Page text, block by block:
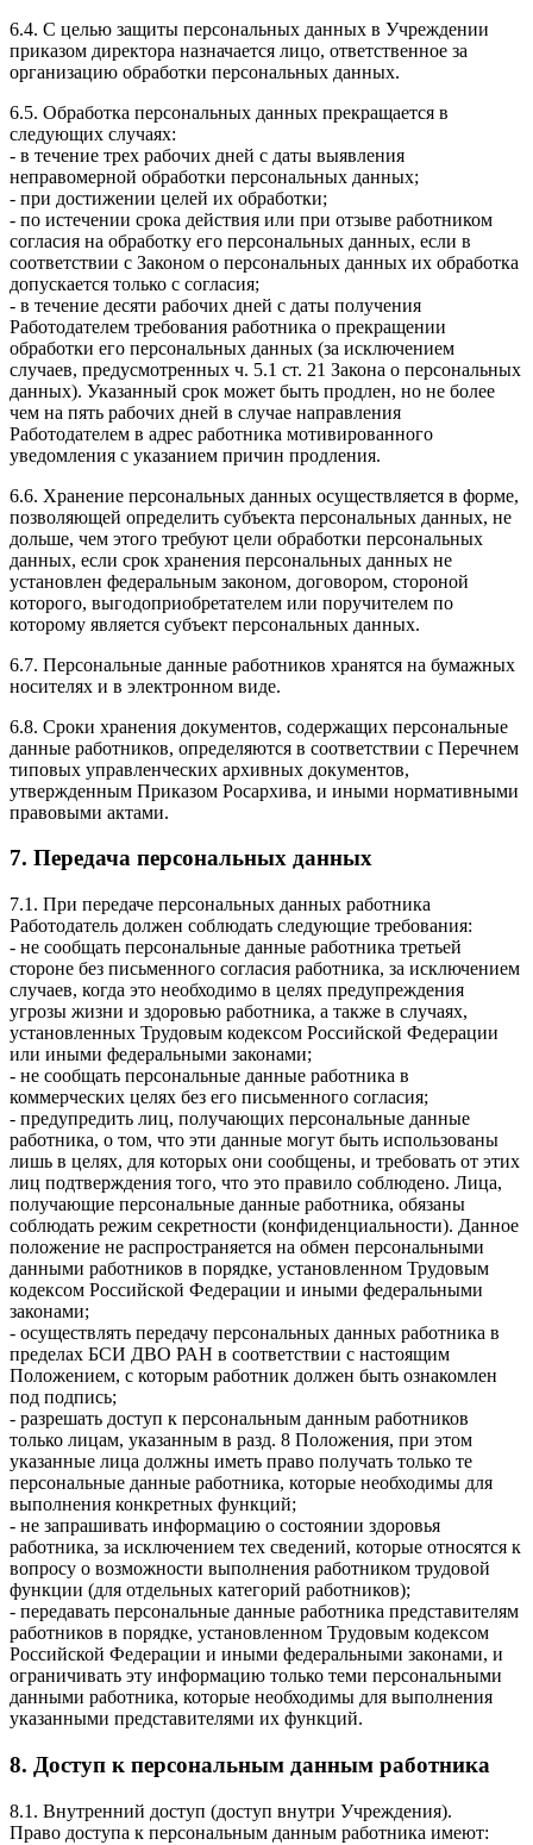
6.4. С целью защиты персональных данных в Учреждении
приказом директора назначается лицо, ответственное за
организацию обработки персональных данных.
6.5. Обработка персональных данных прекращается в
следующих случаях:
- в течение трех рабочих дней с даты выявления
неправомерной обработки персональных данных;
- при достижении целей их обработки;
- по истечении срока действия или при отзыве работником
согласия на обработку его персональных данных, если в
соответствии с Законом о персональных данных их обработка
допускается только с согласия;
- в течение десяти рабочих дней с даты получения
Работодателем требования работника о прекращении
обработки его персональных данных (за исключением
случаев, предусмотренных ч. 5.1 ст. 21 Закона о персональных
данных). Указанный срок может быть продлен, но не более
чем на пять рабочих дней в случае направления
Работодателем в адрес работника мотивированного
уведомления с указанием причин продления.
6.6. Хранение персональных данных осуществляется в форме,
позволяющей определить субъекта персональных данных, не
дольше, чем этого требуют цели обработки персональных
данных, если срок хранения персональных данных не
установлен федеральным законом, договором, стороной
которого, выгодоприобретателем или поручителем по
которому является субъект персональных данных.
6.7. Персональные данные работников хранятся на бумажных
носителях и в электронном виде.
6.8. Сроки хранения документов, содержащих персональные
данные работников, определяются в соответствии с Перечнем
типовых управленческих архивных документов,
утвержденным Приказом Росархива, и иными нормативными
правовыми актами.
7. Передача персональных данных
7.1. При передаче персональных данных работника
Работодатель должен соблюдать следующие требования:
- не сообщать персональные данные работника третьей
стороне без письменного согласия работника, за исключением
случаев, когда это необходимо в целях предупреждения
угрозы жизни и здоровью работника, а также в случаях,
установленных Трудовым кодексом Российской Федерации
или иными федеральными законами;
- не сообщать персональные данные работника в
коммерческих целях без его письменного согласия;
- предупредить лиц, получающих персональные данные
работника, о том, что эти данные могут быть использованы
лишь в целях, для которых они сообщены, и требовать от этих
лиц подтверждения того, что это правило соблюдено. Лица,
получающие персональные данные работника, обязаны
соблюдать режим секретности (конфиденциальности). Данное
положение не распространяется на обмен персональными
данными работников в порядке, установленном Трудовым
кодексом Российской Федерации и иными федеральными
законами;
- осуществлять передачу персональных данных работника в
пределах БСИ ДВО РАН в соответствии с настоящим
Положением, с которым работник должен быть ознакомлен
под подпись;
- разрешать доступ к персональным данным работников
только лицам, указанным в разд. 8 Положения, при этом
указанные лица должны иметь право получать только те
персональные данные работника, которые необходимы для
выполнения конкретных функций;
- не запрашивать информацию о состоянии здоровья
работника, за исключением тех сведений, которые относятся к
вопросу о возможности выполнения работником трудовой
функции (для отдельных категорий работников);
- передавать персональные данные работника представителям
работников в порядке, установленном Трудовым кодексом
Российской Федерации и иными федеральными законами, и
ограничивать эту информацию только теми персональными
данными работника, которые необходимы для выполнения
указанными представителями их функций.
8. Доступ к персональным данным работника
8.1. Внутренний доступ (доступ внутри Учреждения).
Право доступа к персональным данным работника имеют: